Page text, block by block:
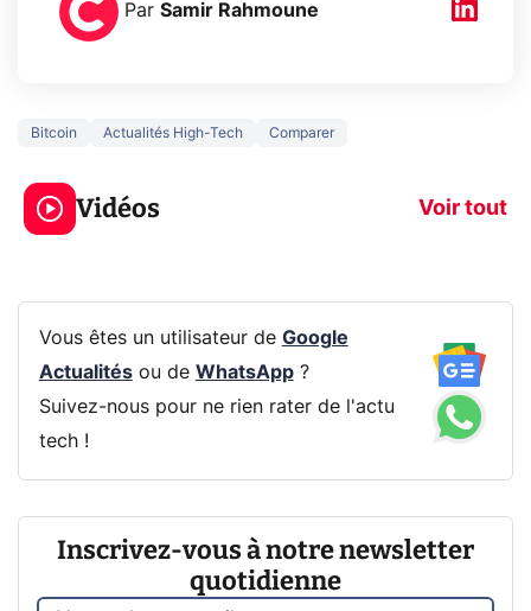
Par Samir Rahmoune
Bitcoin Actualités High-Tech Comparer
Vidéos Voir tout
3 écrans en 1 pour
319€ ? Voici L'AOC
CQ32G4ZA !
prochaine
Vous êtes un utilisateur de Google
Actualitésou de WhatsApp?
Suivez-nous pour ne rien rater de l'actu
tech !
Inscrivez-vous à notre newsletter
quotidienne